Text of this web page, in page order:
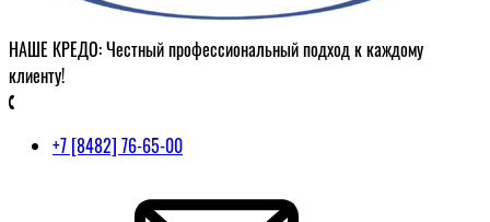
НАШЕ КРЕДО: Честный профессиональный подход к каждому
клиенту!
+7 [8482] 76-65-00